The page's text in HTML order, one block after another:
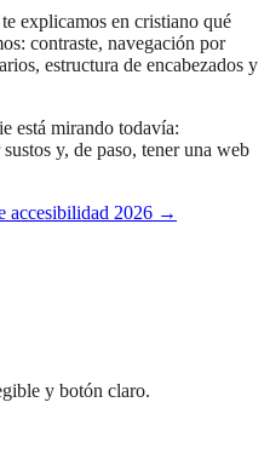
explicamos en cristiano qué
contraste, navegación por
estructura de encabezados y
está mirando todavía:
y, de paso, tener una web
accesibilidad 2026 →
y botón claro.